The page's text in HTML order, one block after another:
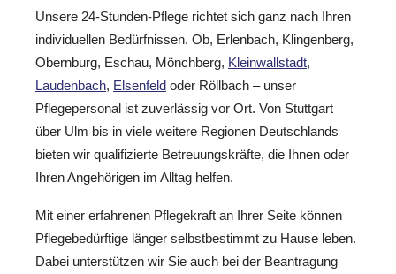
Unsere 24-Stunden-Pflege richtet sich ganz nach Ihren
individuellen Bedürfnissen. Ob, Erlenbach, Klingenberg,
Obernburg, Eschau, Mönchberg, Kleinwallstadt,
Laudenbach, Elsenfeld oder Röllbach – unser
Pflegepersonal ist zuverlässig vor Ort. Von Stuttgart
über Ulm bis in viele weitere Regionen Deutschlands
bieten wir qualifizierte Betreuungskräfte, die Ihnen oder
Ihren Angehörigen im Alltag helfen.
Mit einer erfahrenen Pflegekraft an Ihrer Seite können
Pflegebedürftige länger selbstbestimmt zu Hause leben.
Dabei unterstützen wir Sie auch bei der Beantragung